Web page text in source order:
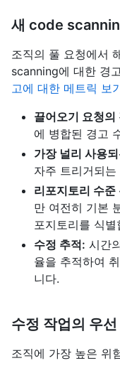
새 code
조직의 풀 요청에서
scanning에 대한 경
고에 대한 메트릭 보
끌어오기 요청의
에 병합된 경고
가장 널리 사용
자주 트리거되
리포지토리 수준
만 여전히 기본
포지토리를 식별
수정 추적: 시간
율을 추적하여
니다.
수정 작업의 우
조직에 가장 높은 위